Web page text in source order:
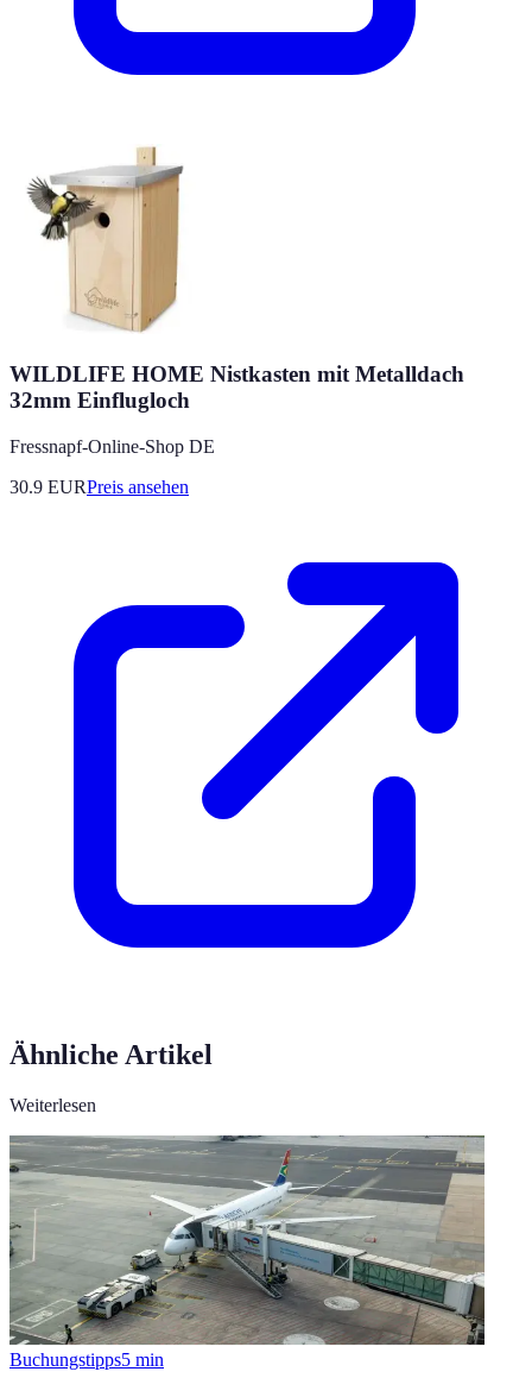
WILDLIFE HOME Nistkasten mit Metalldach
32mm Einflugloch
Fressnapf-Online-Shop DE
30.9 EURPreis ansehen
Ähnliche Artikel
Weiterlesen
Buchungstipps5 min